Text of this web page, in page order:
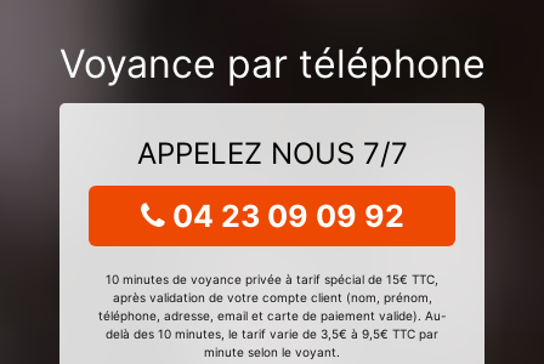
Voyance par téléphone
APPELEZ NOUS 7/7
04 23 09 09 92
10 minutes de voyance privée à tarif spécial de 15€ TTC,
après validation de votre compte client (nom, prénom,
téléphone, adresse, email et carte de paiement valide). Au-
delà des 10 minutes, le tarif varie de 3,5€ à 9,5€ TTC par
minute selon le voyant.